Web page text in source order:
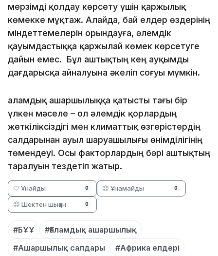
мерзімді қолдау көрсету үшін қаржылық
көмекке мұқтаж. Алайда, бай елдер өздерінің
міндеттемелерін орындауға, әлемдік
қауымдастыққа қаржылай көмек көрсетуге
дайын емес. Бұл аштықтың кең ауқымды
дағдарысқа айналуына әкеліп соғуы мүмкін.
Ғаламдық ашаршылыққа қатысты тағы бір
үлкен мәселе – ол әлемдік қорлардың
жеткіліксіздігі мен климаттық өзгерістердің
салдарынан ауыл шаруашылығы өнімділігінің
төмендеуі. Осы факторлардың бәрі аштықтың
таралуын тездетіп жатыр.
🤍 Ұнайды 0 😞 Ұнамайды 0
😡 Шектен шыққан 0
#БҰҰ
#Ғаламдық ашаршылық
#Ашаршылық салдары
#Африка елдері